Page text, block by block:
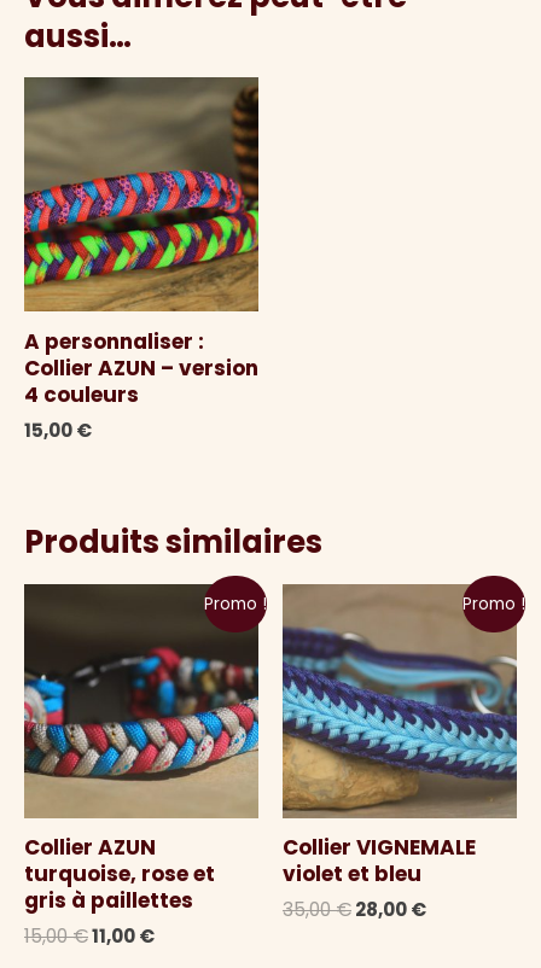
aussi…
A personnaliser :
Collier AZUN – version
4 couleurs
15,00€
Produits similaires
Promo !
Collier AZUN
turquoise, rose et
gris à paillettes
15,00€Le
11,00€Le
Promo !
Collier VIGNEMALE
violet et bleu
35,00€Le
28,00€Le